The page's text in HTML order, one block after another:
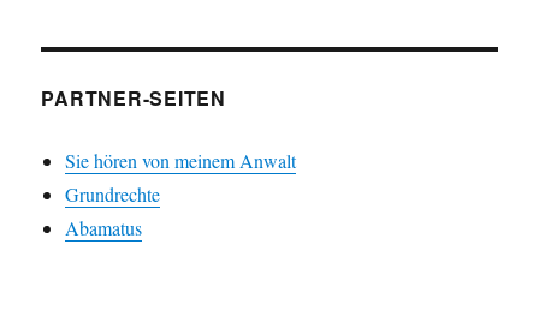
PARTNER-SEITEN
Sie hören von meinem Anwalt
Grundrechte
Abamatus